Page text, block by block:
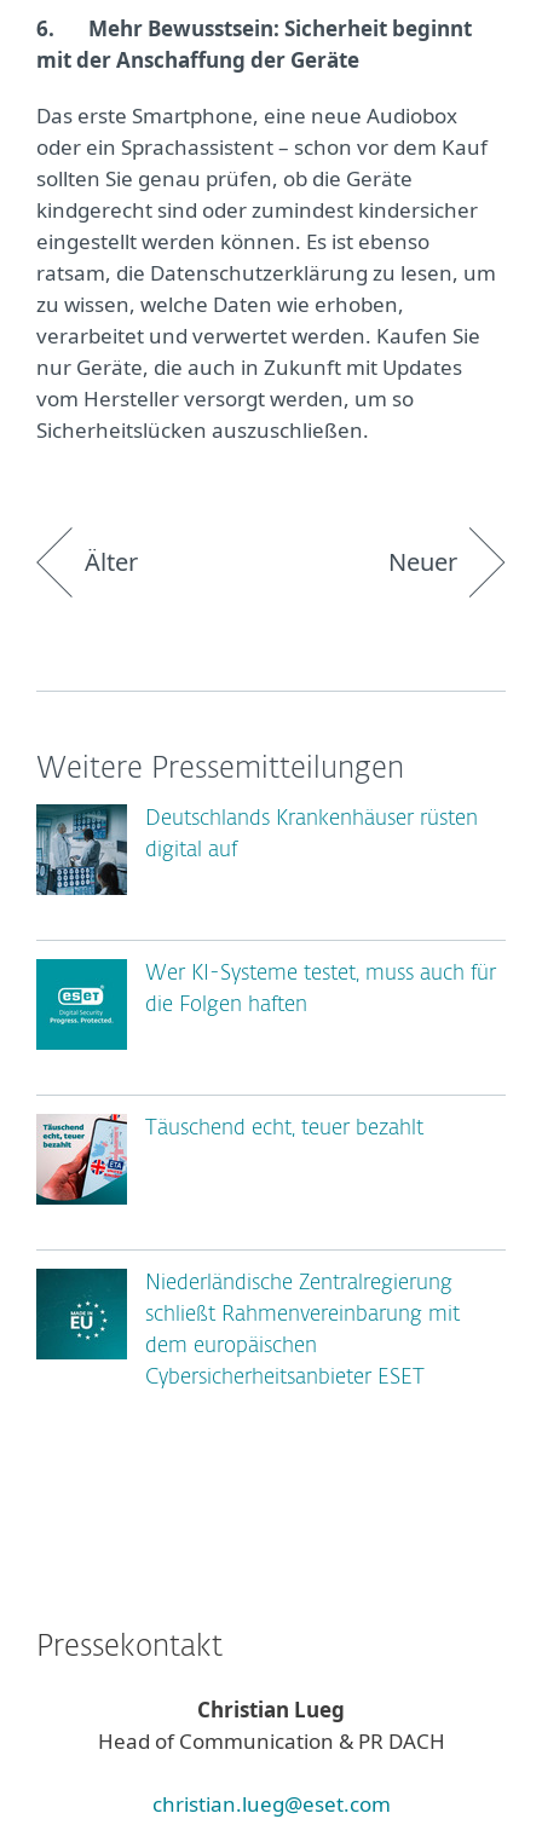
6. Mehr Bewusstsein: Sicherheit beginnt
mit der Anschaffung der Geräte
Das erste Smartphone, eine neue Audiobox
oder ein Sprachassistent – schon vor dem Kauf
sollten Sie genau prüfen, ob die Geräte
kindgerecht sind oder zumindest kindersicher
eingestellt werden können. Es ist ebenso
ratsam, die Datenschutzerklärung zu lesen, um
zu wissen, welche Daten wie erhoben,
verarbeitet und verwertet werden. Kaufen Sie
nur Geräte, die auch in Zukunft mit Updates
vom Hersteller versorgt werden, um so
Sicherheitslücken auszuschließen.
Älter Neuer
Weitere Pressemitteilungen
Deutschlands Krankenhäuser rüsten
digital auf
Wer KI-Systeme testet, muss auch für
die Folgen haften
Täuschend echt, teuer bezahlt
Niederländische Zentralregierung
schließt Rahmenvereinbarung mit
dem europäischen
Cybersicherheitsanbieter ESET
Pressekontakt
Christian Lueg
Head of Communication & PR DACH
christian.lueg@eset.com